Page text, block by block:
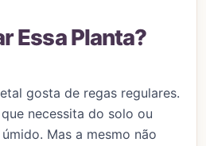
Essa Planta?
gosta de regas regulares.
necessita do solo ou
Mas a mesmo não